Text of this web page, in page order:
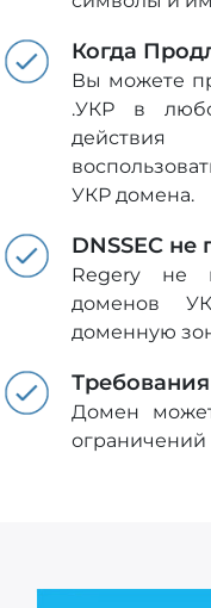
Когда
Вы можете
.УКР в
УКР домена.
DNSSEC
Regery не
доменов
доменную
Домен
ограничений